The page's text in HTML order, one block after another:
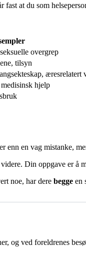
fast at du som
overgrep
tilsyn
æresrelatert
hjelp
enn en vag mistanke,
Din oppgave er å
noe, har dere begge en
og ved foreldrenes